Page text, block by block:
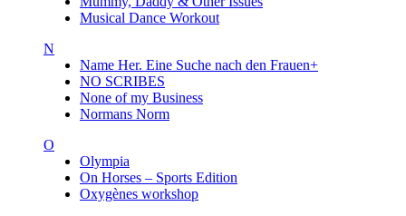
Musical Dance Workout
N
Name Her. Eine Suche nach den Frauen+
NO SCRIBES
None of my Business
Normans Norm
O
Olympia
On Horses – Sports Edition
Oxygènes workshop